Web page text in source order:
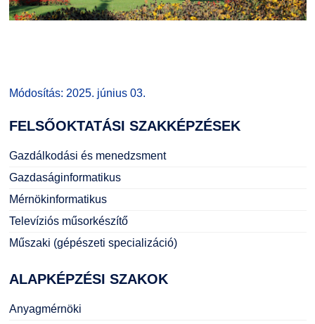
Módosítás: 2025. június 03.
FELSŐOKTATÁSI SZAKKÉPZÉSEK
Gazdálkodási és menedzsment
Gazdaságinformatikus
Mérnökinformatikus
Televíziós műsorkészítő
Műszaki (gépészeti specializáció)
ALAPKÉPZÉSI SZAKOK
Anyagmérnöki